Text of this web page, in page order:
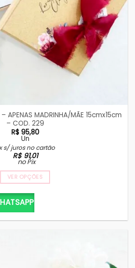
MADRINHA/MÃE 15cmx15cm
– COD. 229
R$95,80
Un
s/ juros no cartão
R$91,01
no Pix
VER OPÇÕES